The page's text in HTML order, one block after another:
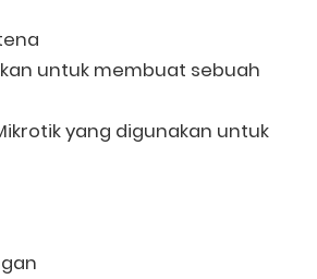
untuk membuat sebuah
yang digunakan untuk